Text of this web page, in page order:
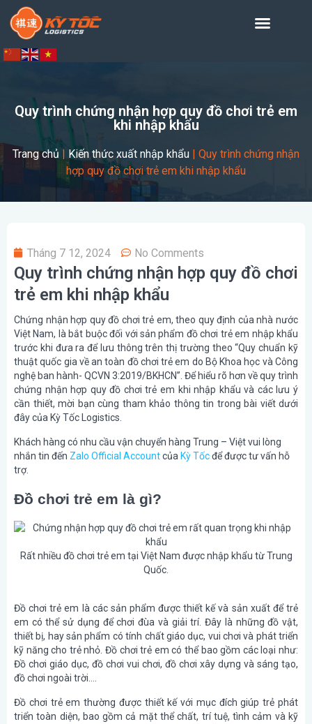
Quy trình chứng nhận hợp quy đồ chơi trẻ em
khi nhập khẩu
Trang chủ | Kiến thức xuất nhập khẩu | Quy trình chứng nhận
hợp quy đồ chơi trẻ em khi nhập khẩu
Tháng 7 12, 2024 No Comments
Quy trình chứng nhận hợp quy đồ chơi
trẻ em khi nhập khẩu
Chứng nhận hợp quy đồ chơi trẻ em, theo quy định của nhà nước
Việt Nam, là bắt buộc đối với sản phẩm đồ chơi trẻ em nhập khẩu
trước khi đưa ra để lưu thông trên thị trường theo “Quy chuẩn kỹ
thuật quốc gia về an toàn đồ chơi trẻ em do Bộ Khoa học và Công
nghệ ban hành- QCVN 3:2019/BKHCN”. Để hiểu rõ hơn về quy trình
chứng nhận hợp quy đồ chơi trẻ em khi nhập khẩu và các lưu ý
cần thiết, mời bạn cùng tham khảo thông tin trong bài viết dưới
đây của Kỳ Tốc Logistics.
Khách hàng có nhu cầu vận chuyển hàng Trung – Việt vui lòng
nhắn tin đến Zalo Official Accountcủa Kỳ Tốcđể được tư vấn hỗ
trợ.
Đồ chơi trẻ em là gì?
Rất nhiều đồ chơi trẻ em tại Việt Nam được nhập khẩu từ Trung
Quốc.
Đồ chơi trẻ em là các sản phẩm được thiết kế và sản xuất để trẻ
em có thể sử dụng để chơi đùa và giải trí. Đây là những đồ vật,
thiết bị, hay sản phẩm có tính chất giáo dục, vui chơi và phát triển
kỹ năng cho trẻ nhỏ. Đồ chơi trẻ em có thể bao gồm các loại như:
Đồ chơi giáo dục, đồ chơi vui chơi, đồ chơi xây dựng và sáng tạo,
đồ chơi ngoài trời….
Đồ chơi trẻ em thường được thiết kế với mục đích giúp trẻ phát
triển toàn diện, bao gồm cả mặt thể chất, trí tuệ, tình cảm và kỹ